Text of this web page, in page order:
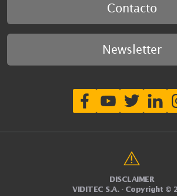
Contacto
Newsletter
DISCLAIMER
VIDITEC S.A. - Copyright ©